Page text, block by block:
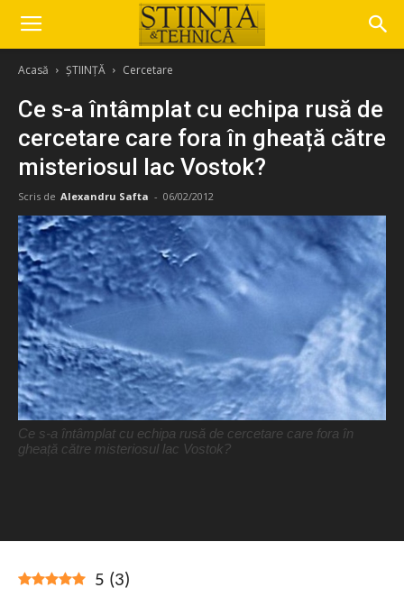
Acasă ȘTIINȚĂ Cercetare
Ce s-a întâmplat cu echipa rusă de
cercetare care fora în gheață către
misteriosul lac Vostok?
Scris de Alexandru Safta - 06/02/2012
Ce s-a întâmplat cu echipa rusă de cercetare care fora în
gheață către misteriosul lac Vostok?
5 (3)